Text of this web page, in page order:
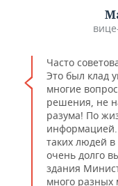
Часто
Это был клад
многие
решения, не
разума! По
таких людей
очень долго
здания
много разных